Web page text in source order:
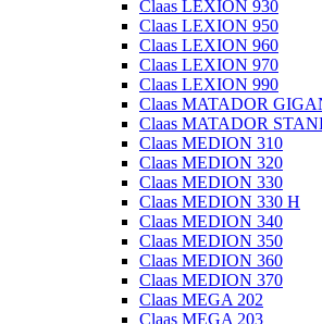
Claas LEXION 930
Claas LEXION 950
Claas LEXION 960
Claas LEXION 970
Claas LEXION 990
Claas MATADOR
Claas MATADOR
Claas MEDION 310
Claas MEDION 320
Claas MEDION 330
Claas MEDION 330 H
Claas MEDION 340
Claas MEDION 350
Claas MEDION 360
Claas MEDION 370
Claas MEGA 202
Claas MEGA 203